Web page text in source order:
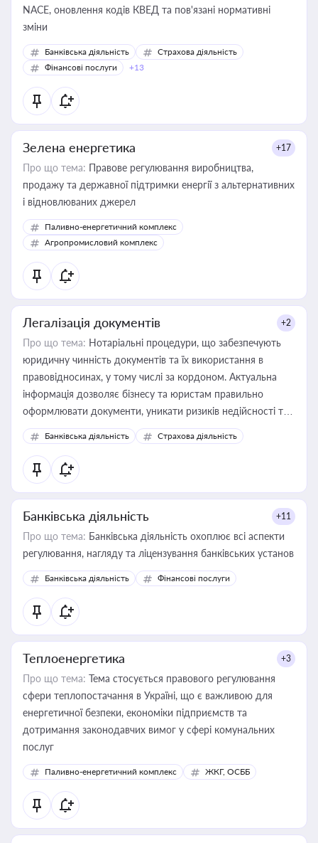
NACE, оновлення кодів КВЕД та пов'язані нормативні
зміни
Банківська діяльність
Страхова діяльність
Фінансові послуги
+13
Зелена енергетика +17
Про що тема: Правове регулювання виробництва,
продажу та державної підтримки енергії з альтернативних
і відновлюваних джерел
Паливно-енергетичний комплекс
Агропромисловий комплекс
Легалізація документів +2
Про що тема: Нотаріальні процедури, що забезпечують
юридичну чинність документів та їх використання в
правовідносинах, у тому числі за кордоном. Актуальна
інформація дозволяє бізнесу та юристам правильно
оформлювати документи, уникати ризиків недійсності та
забезпечувати їх належне прийняття органами влади та
контрагентами
Банківська діяльність Страхова діяльність
Банківська діяльність +11
Про що тема: Банківська діяльність охоплює всі аспекти
регулювання, нагляду та ліцензування банківських установ
Банківська діяльність Фінансові послуги
Теплоенергетика +3
Про що тема: Тема стосується правового регулювання
сфери теплопостачання в Україні, що є важливою для
енергетичної безпеки, економіки підприємств та
дотримання законодавчих вимог у сфері комунальних
послуг
Паливно-енергетичний комплекс ЖКГ, ОСББ